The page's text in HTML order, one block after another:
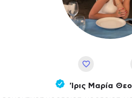
'ιρις Μαρία